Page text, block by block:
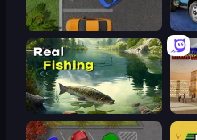
Parking Space
Real Fishing Simulator